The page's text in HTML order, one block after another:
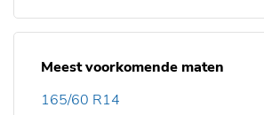
Meest voorkomende maten
165/60 R14